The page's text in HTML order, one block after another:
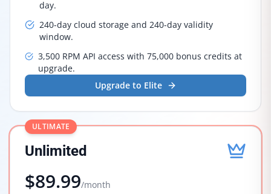
day.
240-day cloud storage and 240-day validity
window.
3,500 RPM API access with 75,000 bonus credits at
upgrade.
Upgrade to Elite
ULTIMATE
Unlimited
$89.99/month